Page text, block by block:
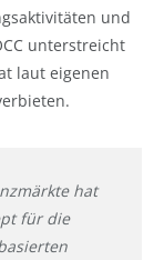
und
unterstreicht
laut eigenen
hat
für die